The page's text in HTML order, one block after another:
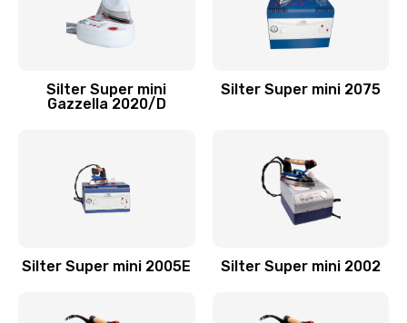
Silter Super mini
Gazzella 2020/D
Silter Super mini 2075
Silter Super mini 2005Е Silter Super mini 2002